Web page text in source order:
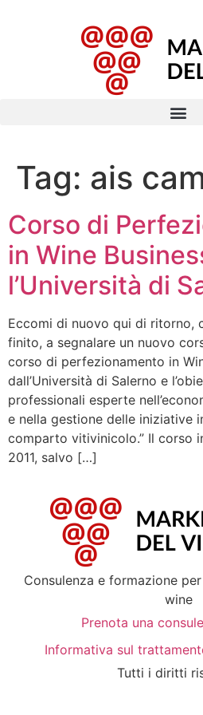
Tag: ais
Corso di
in Wine
l’Università di
Eccomi di nuovo qui di ritorno,
finito, a segnalare un nuovo
corso di perfezionamento in
dall’Università di Salerno e
professionali esperte
e nella gestione delle iniziative
comparto vitivinicolo.” Il corso
2011, salvo […]
Consulenza e formazione
wine
Prenota una
Informativa sul
Tutti i diritti